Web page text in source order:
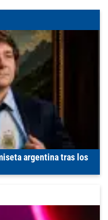
argentina tras los